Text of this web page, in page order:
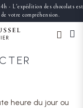
- L'expédition des chocolats est
votre compréhension.
heure du jour ou